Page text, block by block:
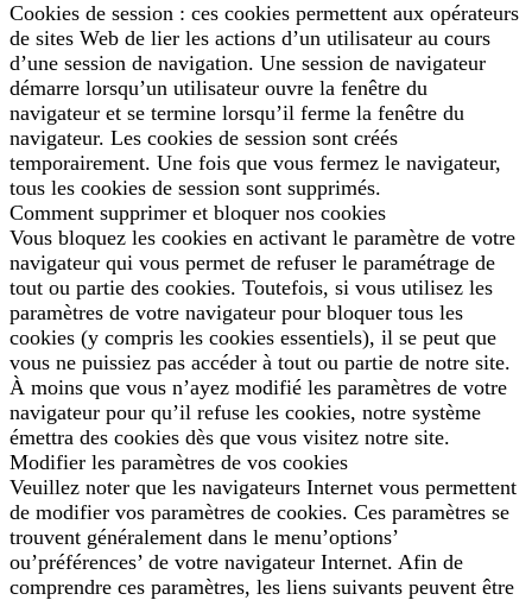
Cookies de session : ces cookies permettent aux opérateurs
de sites Web de lier les actions d’un utilisateur au cours
d’une session de navigation. Une session de navigateur
démarre lorsqu’un utilisateur ouvre la fenêtre du
navigateur et se termine lorsqu’il ferme la fenêtre du
navigateur. Les cookies de session sont créés
temporairement. Une fois que vous fermez le navigateur,
tous les cookies de session sont supprimés.
Comment supprimer et bloquer nos cookies
Vous bloquez les cookies en activant le paramètre de votre
navigateur qui vous permet de refuser le paramétrage de
tout ou partie des cookies. Toutefois, si vous utilisez les
paramètres de votre navigateur pour bloquer tous les
cookies (y compris les cookies essentiels), il se peut que
vous ne puissiez pas accéder à tout ou partie de notre site.
À moins que vous n’ayez modifié les paramètres de votre
navigateur pour qu’il refuse les cookies, notre système
émettra des cookies dès que vous visitez notre site.
Modifier les paramètres de vos cookies
Veuillez noter que les navigateurs Internet vous permettent
de modifier vos paramètres de cookies. Ces paramètres se
trouvent généralement dans le menu’options’
ou’préférences’ de votre navigateur Internet. Afin de
comprendre ces paramètres, les liens suivants peuvent être